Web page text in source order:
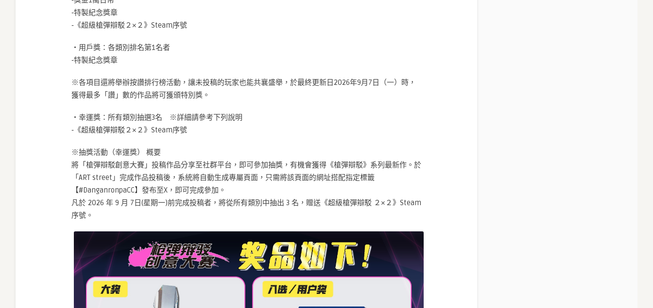
‐特製紀念獎章
‐《超級槍彈辯駁２×２》Steam序號
・用戶獎：各類別排名第1名者
‐特製紀念獎章
※各項目還將舉辦按讚排行榜活動，讓未投稿的玩家也能共襄盛舉，於最終更新日2026年9月7日（一）時，
獲得最多「讚」數的作品將可獲頒特別獎。
・幸運獎：所有類別抽選3名 ※詳細請參考下列說明
‐《超級槍彈辯駁２×２》Steam序號
※抽獎活動（幸運獎） 概要
將「槍彈辯駁創意大賽」投稿作品分享至社群平台，即可參加抽獎，有機會獲得《槍彈辯駁》系列最新作。於
「ART street」完成作品投稿後，系統將自動生成專屬頁面，只需將該頁面的網址搭配指定標籤
【#DanganronpaCC】發布至X，即可完成參加。
凡於 2026 年 9 月 7日(星期一)前完成投稿者，將從所有類別中抽出 3 名，贈送《超級槍彈辯駁 ２×２》Steam
序號。